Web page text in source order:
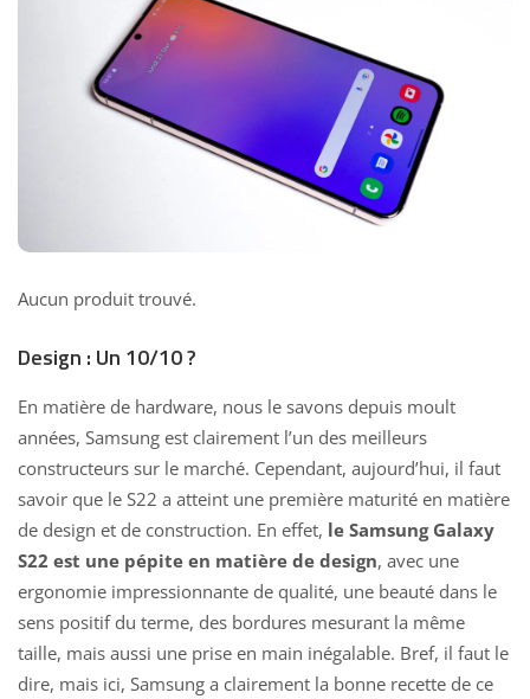
Aucun produit trouvé.
Design : Un 10/10 ?
En matière de hardware, nous le savons depuis moult
années, Samsung est clairement l’un des meilleurs
constructeurs sur le marché. Cependant, aujourd’hui, il faut
savoir que le S22 a atteint une première maturité en matière
de design et de construction. En effet, le Samsung Galaxy
S22 est une pépite en matière de design, avec une
ergonomie impressionnante de qualité, une beauté dans le
sens positif du terme, des bordures mesurant la même
taille, mais aussi une prise en main inégalable. Bref, il faut le
dire, mais ici, Samsung a clairement la bonne recette de ce